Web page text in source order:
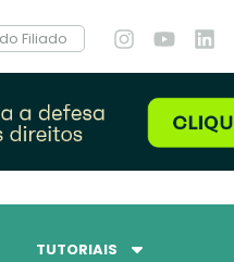
Filiado
TUTORIAIS